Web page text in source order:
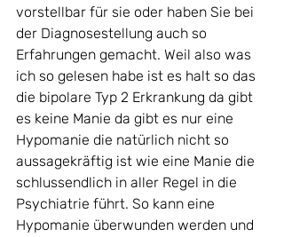
vorstellbar für sie oder haben Sie bei
der Diagnosestellung auch so
Erfahrungen gemacht. Weil also was
ich so gelesen habe ist es halt so das
die bipolare Typ 2 Erkrankung da gibt
es keine Manie da gibt es nur eine
Hypomanie die natürlich nicht so
aussagekräftig ist wie eine Manie die
schlussendlich in aller Regel in die
Psychiatrie führt. So kann eine
Hypomanie überwunden werden und